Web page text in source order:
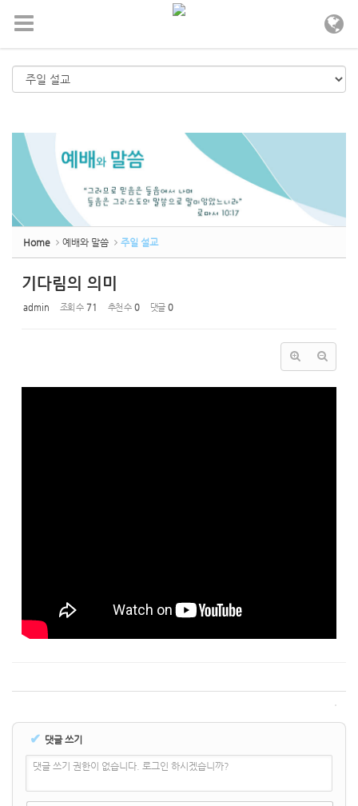
메뉴 건너뛰기
Home 예배와 말씀 주일 설교
기다림의 의미
admin 조회 수 71 추천 수 0 댓글 0
✔ 댓글 쓰기
댓글 쓰기 권한이 없습니다. 로그인 하시겠습니까?